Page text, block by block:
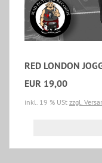
RED LONDON
EUR 19,00
inkl. 19 % USt zzgl.